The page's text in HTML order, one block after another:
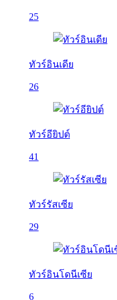
25
ทัวร์อินเดีย
26
ทัวร์อียิปต์
41
ทัวร์รัสเซีย
29
ทัวร์อินโดนีเซีย
6